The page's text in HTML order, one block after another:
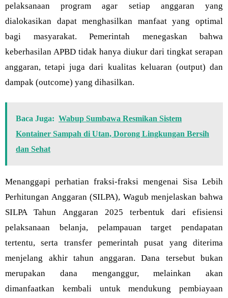
pelaksanaan program agar setiap anggaran yang
dialokasikan dapat menghasilkan manfaat yang optimal
bagi masyarakat. Pemerintah menegaskan bahwa
keberhasilan APBD tidak hanya diukur dari tingkat serapan
anggaran, tetapi juga dari kualitas keluaran (output) dan
dampak (outcome) yang dihasilkan.
Baca Juga: Wabup Sumbawa Resmikan Sistem
Kontainer Sampah di Utan, Dorong Lingkungan Bersih
dan Sehat
Menanggapi perhatian fraksi-fraksi mengenai Sisa Lebih
Perhitungan Anggaran (SILPA), Wagub menjelaskan bahwa
SILPA Tahun Anggaran 2025 terbentuk dari efisiensi
pelaksanaan belanja, pelampauan target pendapatan
tertentu, serta transfer pemerintah pusat yang diterima
menjelang akhir tahun anggaran. Dana tersebut bukan
merupakan dana menganggur, melainkan akan
dimanfaatkan kembali untuk mendukung pembiayaan